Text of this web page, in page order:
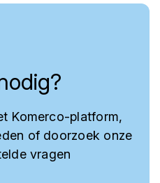
Komerco-platform,
of doorzoek onze
vragen